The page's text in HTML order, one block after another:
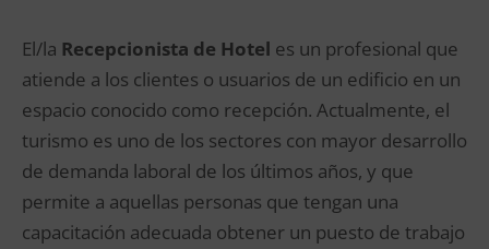
El/la Recepcionista de Hotel es un profesional que
atiende a los clientes o usuarios de un edificio en un
espacio conocido como recepción. Actualmente, el
turismo es uno de los sectores con mayor desarrollo
de demanda laboral de los últimos años, y que
permite a aquellas personas que tengan una
capacitación adecuada obtener un puesto de trabajo